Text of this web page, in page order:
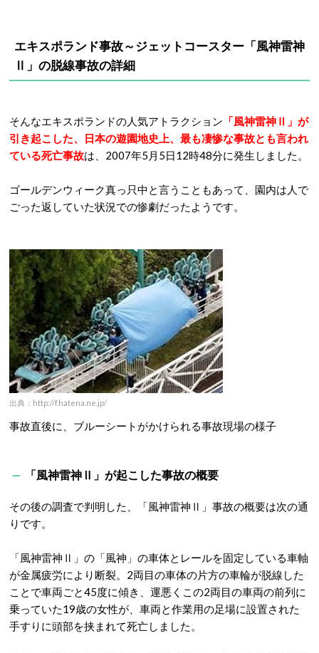
エキスポランド事故～ジェットコースター「風神雷神
Ⅱ」の脱線事故の詳細
そんなエキスポランドの人気アトラクション 「風神雷神Ⅱ」が
引き起こした、日本の遊園地史上、最も凄惨な事故とも言われ
ている死亡事故は、2007年5月5日12時48分に発生しました。
ゴールデンウィーク真っ只中と言うこともあって、園内は人で
ごった返していた状況での惨劇だったようです。
出典：http://f.hatena.ne.jp/
事故直後に、ブルーシートがかけられる事故現場の様子
「風神雷神Ⅱ」が起こした事故の概要
その後の調査で判明した、「風神雷神Ⅱ」事故の概要は次の通
りです。
「風神雷神Ⅱ」の「風神」の車体とレールを固定している車軸
が金属疲労により断裂。2両目の車体の片方の車輪が脱線した
ことで車両ごと45度に傾き、運悪くこの2両目の車両の前列に
乗っていた19歳の女性が、車両と作業用の足場に設置された
手すりに頭部を挟まれて死亡しました。